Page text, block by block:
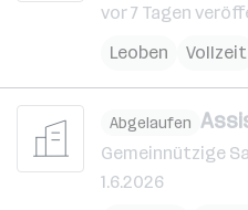
vor 7 Tagen
Leoben
Vollzeit
Abgelaufen
Gemeinnützige
1.6.2026